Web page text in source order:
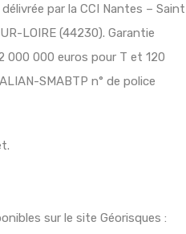
par la CCI Nantes – Saint
LOIRE (44230). Garantie
000 000 euros pour T et 120
SMABTP n° de police
sur le site Géorisques :